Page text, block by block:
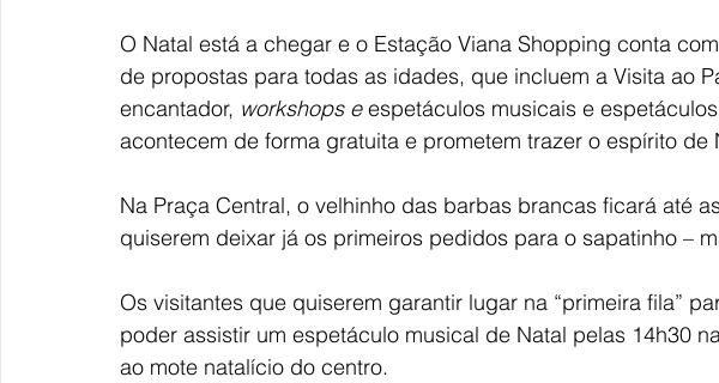
O Natal está a chegar e o Estação Viana Shopping conta
de propostas para todas as idades, que incluem a Visita ao
encantador, workshops e espetáculos musicais e
acontecem de forma gratuita e prometem trazer o espírito de
Na Praça Central, o velhinho das barbas brancas ficará até
quiserem deixar já os primeiros pedidos para o sapatinho –
Os visitantes que quiserem garantir lugar na “primeira fila”
poder assistir um espetáculo musical de Natal pelas 14h30
ao mote natalício do centro.